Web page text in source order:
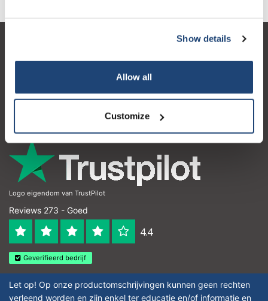
Show details
Allow all
Customize
Contactgegevens
Logo eigendom van TrustPilot
Reviews 273 - Goed
4.4
Geverifieerd bedrijf
Let op! Op onze productomschrijvingen kunnen geen rechten
verleend worden en zijn enkel ter educatie en/of informatie en